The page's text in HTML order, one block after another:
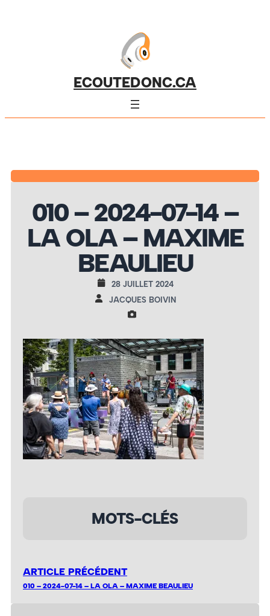
ECOUTEDONC.CA
010 – 2024-07-14 –
LA OLA – MAXIME
BEAULIEU
28 JUILLET 2024
JACQUES BOIVIN
MOTS-CLÉS
ARTICLE PRÉCÉDENT
010 – 2024-07-14 – LA OLA – MAXIME BEAULIEU